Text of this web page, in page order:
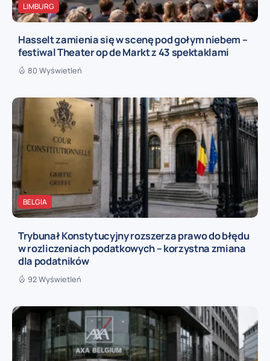
LIMBURG
Hasselt zamienia się w scenę pod gołym niebem –
festiwal Theater op de Markt z 43 spektaklami
80 Wyświetleń
BELGIA
Trybunał Konstytucyjny rozszerza prawo do błędu
w rozliczeniach podatkowych – korzystna zmiana
dla podatników
92 Wyświetleń